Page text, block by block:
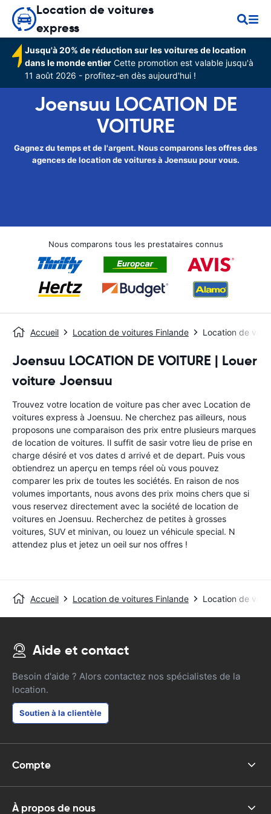
Location de voitures
express
Jusqu'à 20% de réduction sur les voitures de location
dans le monde entier Cette promotion est valable jusqu'à
11 août 2026 - profitez-en dès aujourd'hui !
Joensuu LOCATION DE
VOITURE
Gagnez du temps et de l'argent. Nous comparons les offres des
agences de location de voitures à Joensuu pour vous.
Nous comparons tous les prestataires connus
Accueil Location de voitures Finlande Location de
Joensuu LOCATION DE VOITURE | Louer
voiture Joensuu
Trouvez votre location de voiture pas cher avec Location de
voitures express à Joensuu. Ne cherchez pas ailleurs, nous
proposons une comparaison des prix entre plusieurs marques
de location de voitures. Il suffit de sasir votre lieu de prise en
charge désiré et vos dates d arrivé et de depart. Puis vous
obtiendrez un aperçu en temps réel où vous pouvez
comparer les prix de toutes les sociétés. En raison de nos
volumes importants, nous avons des prix moins chers que si
vous reservez directement avec la société de location de
voitures en Joensuu. Recherchez de petites à grosses
voitures, SUV et minivan, ou louez un véhicule special. N
attendez plus et jetez un oeil sur nos offres !
Accueil Location de voitures Finlande Location de
Aide et contact
Besoin d'aide ? Alors contactez nos spécialistes de la
location.
Soutien à la clientèle
Compte
À propos de nous